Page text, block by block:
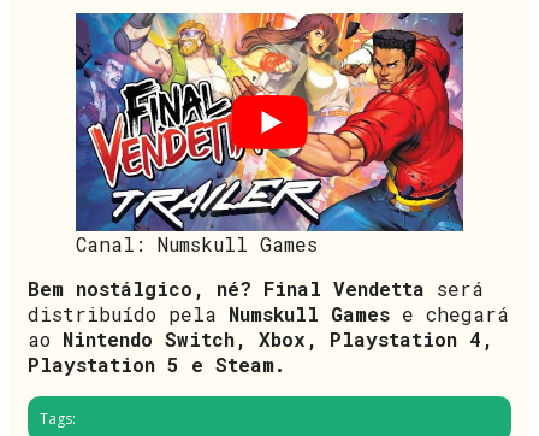
Canal: Numskull Games
Bem nostálgico, né? Final Vendetta será
distribuído pela Numskull Games e chegará
ao Nintendo Switch, Xbox, Playstation 4,
Playstation 5 e Steam.
Tags: